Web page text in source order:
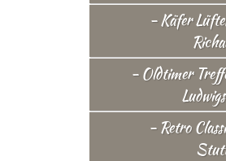
- Käfer
- Oldtimer
- Retro